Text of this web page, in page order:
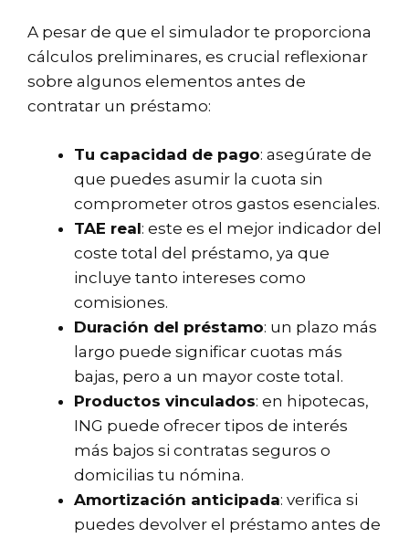
A pesar de que el simulador te proporciona
cálculos preliminares, es crucial reflexionar
sobre algunos elementos antes de
contratar un préstamo:
Tu capacidad de pago: asegúrate de
que puedes asumir la cuota sin
comprometer otros gastos esenciales.
TAE real: este es el mejor indicador del
coste total del préstamo, ya que
incluye tanto intereses como
comisiones.
Duración del préstamo: un plazo más
largo puede significar cuotas más
bajas, pero a un mayor coste total.
Productos vinculados: en hipotecas,
ING puede ofrecer tipos de interés
más bajos si contratas seguros o
domicilias tu nómina.
Amortización anticipada: verifica si
puedes devolver el préstamo antes de